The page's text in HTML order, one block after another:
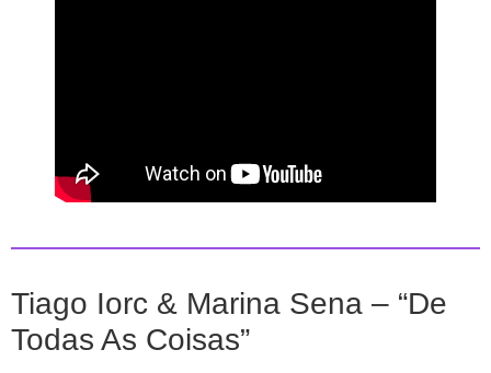
Tiago Iorc & Marina Sena – “De
Todas As Coisas”